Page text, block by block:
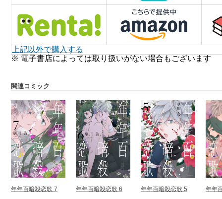
上記以外で購入する
※ 電子書店によっては取り扱いがない場合もございます
関連コミック
年年百暗殺恋歌 7 年年百暗殺恋歌 6 年年百暗殺恋歌 5 年年